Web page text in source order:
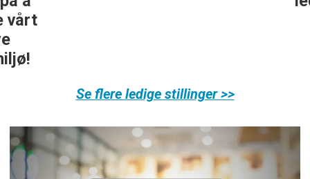
Se flere ledige stillinger >>